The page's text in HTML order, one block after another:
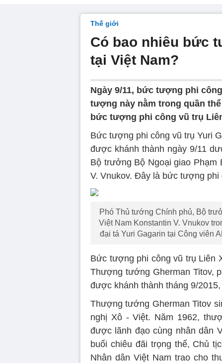
Thế giới
Có bao nhiêu bức
tại Việt Nam?
Ngày 9/11, bức tượng phi
tượng này nằm trong quần
bức tượng phi công vũ trụ
Bức tượng phi công vũ trụ Yuri
được khánh thành ngày 9/11
Bộ trưởng Bộ Ngoại giao Phạm
V. Vnukov. Đây là bức tượng
Phó Thủ tướng Chính phủ, Bộ
Việt Nam Konstantin V. Vnukov
đại tá Yuri Gagarin tại Công viên
Bức tượng phi công vũ trụ Liên
Thượng tướng Gherman Titov,
được khánh thành tháng 9/
Thượng tướng Gherman Titov
nghị Xô - Việt. Năm 1962,
được lãnh đạo cùng nhân dân
buổi chiêu đãi trọng thể, Chủ
Nhân dân Việt Nam trao cho